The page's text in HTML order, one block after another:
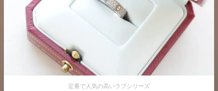
定番で人気の高いラブシリーズ